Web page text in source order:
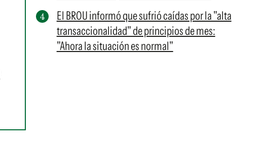
El BROU informó que sufrió caídas por la "alta
transaccionalidad" de principios de mes:
"Ahora la situación es normal"